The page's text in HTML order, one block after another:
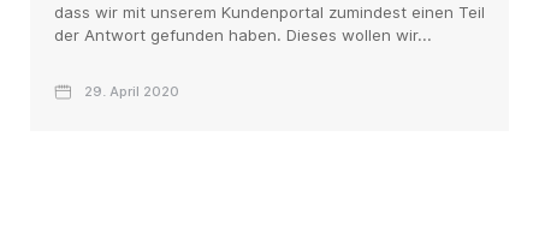
dass wir mit unserem Kundenportal zumindest einen Teil
der Antwort gefunden haben. Dieses wollen wir...
29. April 2020